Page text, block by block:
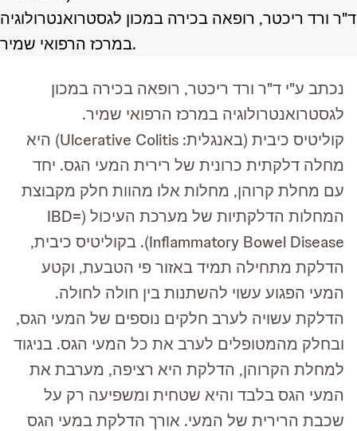
ד"ר ורד ריכטר, רופאה בכירה במכון לגסטרואנטרולוגיה
במרכז הרפואי שמיר.
נכתב ע"י ד"ר ורד ריכטר, רופאה בכירה במכון
לגסטרואנטרולוגיה במרכז הרפואי שמיר.
קוליטיס כיבית (באנגלית: Ulcerative Colitis) היא
מחלה דלקתית כרונית של רירית המעי הגס. יחד
עם מחלת קרוהן, מחלות אלו מהוות חלק מקבוצת
המחלות הדלקתיות של מערכת העיכול (IBD=
Inflammatory Bowel Disease). בקוליטיס כיבית,
הדלקת מתחילה תמיד באזור פי הטבעת, וקטע
המעי הפגוע עשוי להשתנות בין חולה לחולה.
הדלקת עשויה לערב חלקים נוספים של המעי הגס,
ובחלק מהמטופלים לערב את כל המעי הגס. בניגוד
למחלת הקרוהן, הדלקת היא רציפה, מערבת את
המעי הגס בלבד והיא שטחית ומשפיעה רק על
שכבת הרירית של המעי. אורך הדלקת במעי הגס